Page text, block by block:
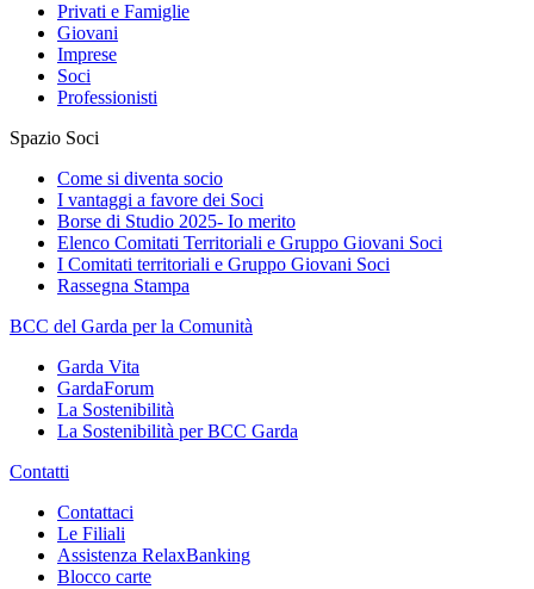
Privati e Famiglie
Giovani
Imprese
Soci
Professionisti
Spazio Soci
Come si diventa socio
I vantaggi a favore dei Soci
Borse di Studio 2025- Io merito
Elenco Comitati Territoriali e Gruppo Giovani Soci
I Comitati territoriali e Gruppo Giovani Soci
Rassegna Stampa
BCC del Garda per la Comunità
Garda Vita
GardaForum
La Sostenibilità
La Sostenibilità per BCC Garda
Contatti
Contattaci
Le Filiali
Assistenza RelaxBanking
Blocco carte